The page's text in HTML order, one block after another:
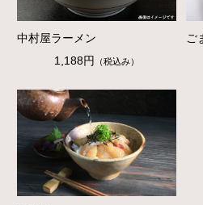
中村屋ラーメン
1,188円
（税込み）
ご